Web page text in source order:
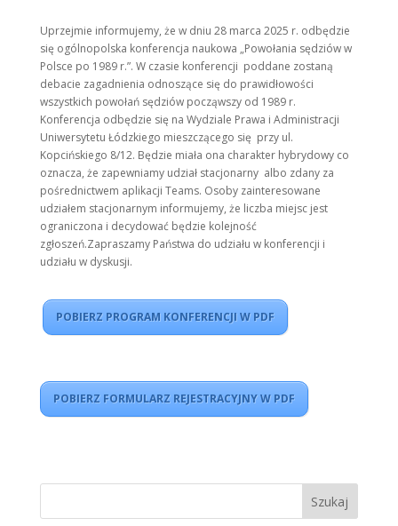
Uprzejmie informujemy, że w dniu 28 marca 2025 r. odbędzie
się ogólnopolska konferencja naukowa „Powołania sędziów w
Polsce po 1989 r.”. W czasie konferencji poddane zostaną
debacie zagadnienia odnoszące się do prawidłowości
wszystkich powołań sędziów począwszy od 1989 r.
Konferencja odbędzie się na Wydziale Prawa i Administracji
Uniwersytetu Łódzkiego mieszczącego się przy ul.
Kopcińskiego 8/12. Będzie miała ona charakter hybrydowy co
oznacza, że zapewniamy udział stacjonarny albo zdany za
pośrednictwem aplikacji Teams. Osoby zainteresowane
udziałem stacjonarnym informujemy, że liczba miejsc jest
ograniczona i decydować będzie kolejność
zgłoszeń.Zapraszamy Państwa do udziału w konferencji i
udziału w dyskusji.
POBIERZ PROGRAM KONFERENCJI W PDF
POBIERZ FORMULARZ REJESTRACYJNY W PDF
Szukaj